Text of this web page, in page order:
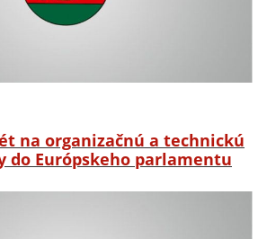
na organizačnú a technickú
do Európskeho parlamentu